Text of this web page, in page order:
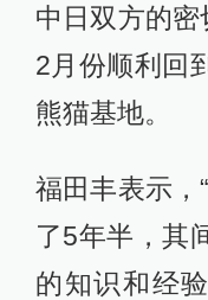
中日双方的密
2月份顺利回
熊猫基地。
福田丰表示，
了5年半，其
的知识和经